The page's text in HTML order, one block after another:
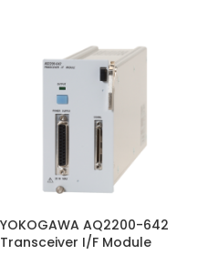
YOKOGAWA AQ2200-642
Transceiver I/F Module